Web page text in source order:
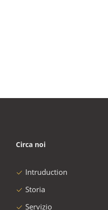
Circa noi
Intruduction
Storia
Servizio